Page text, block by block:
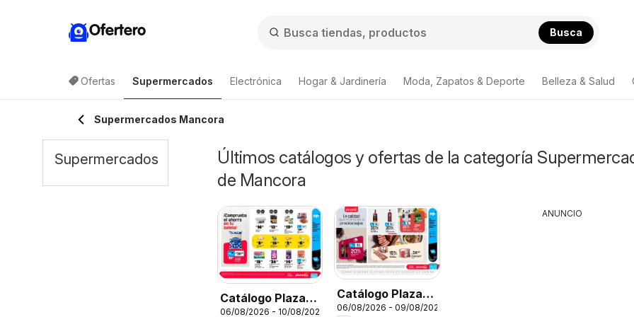
Ofertero Busca
Ofertas Supermercados Electrónica Hogar & Jardinería Moda, Zapatos & Deporte Belleza & Salud
Supermercados Mancora
Últimos catálogos y ofertas de la categoría
de Mancora
Catálogo Plaza
06/08/2026 - 10/08/2026
Catálogo Plaza
Vea - AVISO
06/08/2026 - 09/08/2026
ANUNCIO
Supermercados